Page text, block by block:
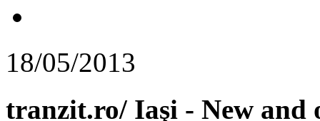
18/05/2013
tranzit.ro/ Iaşi - New and